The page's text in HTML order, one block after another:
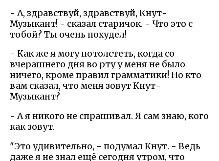
- А, здравствуй, здравствуй, Кнут-
Музыкант! - сказал старичок. - Что это с
тобой? Ты очень похудел!
- Как же я могу потолстеть, когда со
вчерашнего дня во рту у меня не было
ничего, кроме правил грамматики! Но кто
вам сказал, что меня зовут Кнут-
Музыкант?
- А я никого не спрашивал. Я сам знаю, кого
как зовут.
"Это удивительно, - подумал Кнут. - Ведь
даже я не знал ещё сегодня утром, что